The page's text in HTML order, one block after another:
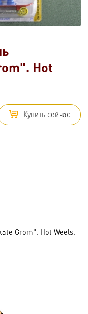
Hot
Купить сейчас
Grom". Hot Weels.